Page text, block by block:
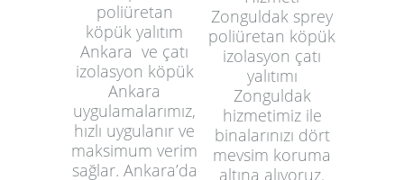
poliüretan
köpük yalıtım
Ankara ve çatı
izolasyon köpük
Ankara
uygulamalarımız,
hızlı uygulanır ve
maksimum verim
sağlar. Ankara’da
Zonguldak sprey
poliüretan köpük
izolasyon çatı
yalıtımı
Zonguldak
hizmetimiz ile
binalarınızı dört
mevsim koruma
altına alıyoruz.